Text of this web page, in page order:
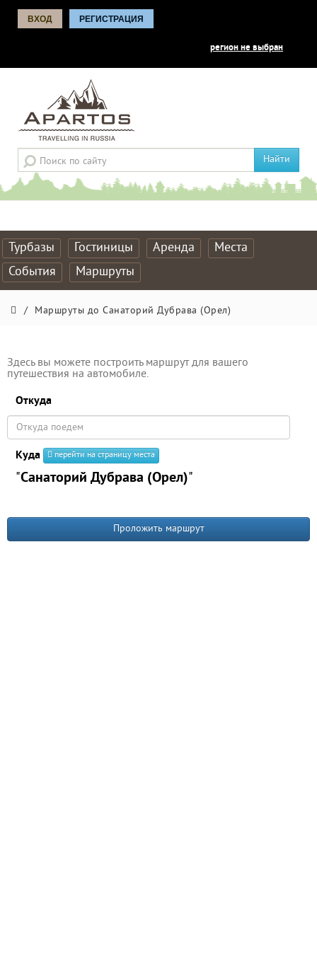
ВХОД РЕГИСТРАЦИЯ
регион не выбран
Найти
Турбазы Гостиницы Аренда
Места
События
Маршруты
/ Маршруты до Санаторий Дубрава (Орел)
Здесь вы можете построить маршрут для вашего
путешествия на автомобиле.
Откуда
Куда перейти на страницу места
"Санаторий Дубрава (Орел)"
Проложить маршрут